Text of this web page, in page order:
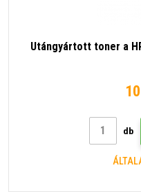
Utángyártott toner a
db